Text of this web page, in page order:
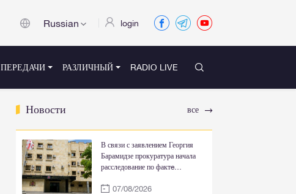
Russian login
ПЕРЕДАЧИ РАЗЛИЧНЫЙ RADIO LIVE
Новости все
В связи с заявлением Георгия
Барамидзе прокуратура начала
расследование по фактe
саботажа
07/08/2026